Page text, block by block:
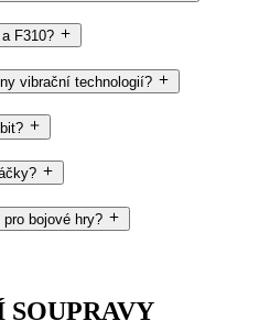
F310?
vibrační technologií?
bojové hry?